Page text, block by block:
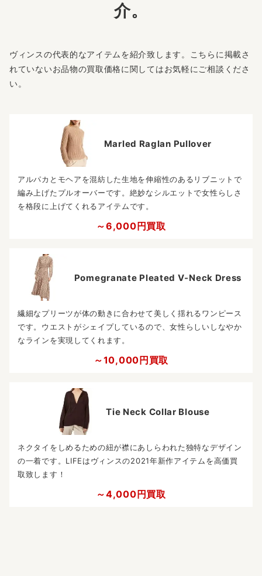
介。
ヴィンスの代表的なアイテムを紹介致します。こちらに掲載さ
れていないお品物の買取価格に関してはお気軽にご相談くださ
い。
Marled Raglan Pullover
アルパカとモヘアを混紡した生地を伸縮性のあるリブニットで
編み上げたプルオーバーです。絶妙なシルエットで女性らしさ
を格段に上げてくれるアイテムです。
～6,000円買取
Pomegranate Pleated V-Neck Dress
繊細なプリーツが体の動きに合わせて美しく揺れるワンピース
です。ウエストがシェイプしているので、女性らしいしなやか
なラインを実現してくれます。
～10,000円買取
Tie Neck Collar Blouse
ネクタイをしめるための紐が襟にあしらわれた独特なデザイン
の一着です。LIFEはヴィンスの2021年新作アイテムを高価買
取致します！
～4,000円買取